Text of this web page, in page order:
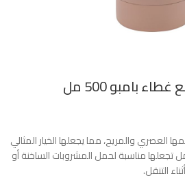
العصري والمريح، مما يجعلها الخيار المثالي
اليومي. سعتها 500 مل تجعلها مناسبة لحمل المشروبات الساخنة أو
التنقل.